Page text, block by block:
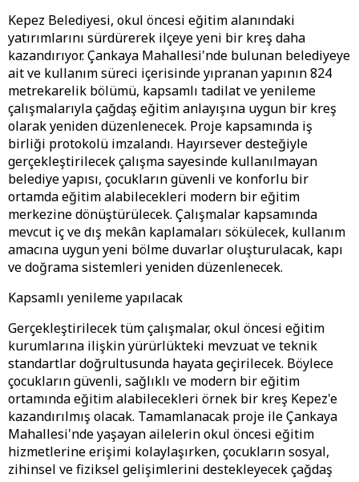
Kepez Belediyesi, okul öncesi eğitim alanındaki
yatırımlarını sürdürerek ilçeye yeni bir kreş daha
kazandırıyor. Çankaya Mahallesi'nde bulunan belediyeye
ait ve kullanım süreci içerisinde yıpranan yapının 824
metrekarelik bölümü, kapsamlı tadilat ve yenileme
çalışmalarıyla çağdaş eğitim anlayışına uygun bir kreş
olarak yeniden düzenlenecek. Proje kapsamında iş
birliği protokolü imzalandı. Hayırsever desteğiyle
gerçekleştirilecek çalışma sayesinde kullanılmayan
belediye yapısı, çocukların güvenli ve konforlu bir
ortamda eğitim alabilecekleri modern bir eğitim
merkezine dönüştürülecek. Çalışmalar kapsamında
mevcut iç ve dış mekân kaplamaları sökülecek, kullanım
amacına uygun yeni bölme duvarlar oluşturulacak, kapı
ve doğrama sistemleri yeniden düzenlenecek.
Kapsamlı yenileme yapılacak
Gerçekleştirilecek tüm çalışmalar, okul öncesi eğitim
kurumlarına ilişkin yürürlükteki mevzuat ve teknik
standartlar doğrultusunda hayata geçirilecek. Böylece
çocukların güvenli, sağlıklı ve modern bir eğitim
ortamında eğitim alabilecekleri örnek bir kreş Kepez'e
kazandırılmış olacak. Tamamlanacak proje ile Çankaya
Mahallesi'nde yaşayan ailelerin okul öncesi eğitim
hizmetlerine erişimi kolaylaşırken, çocukların sosyal,
zihinsel ve fiziksel gelişimlerini destekleyecek çağdaş